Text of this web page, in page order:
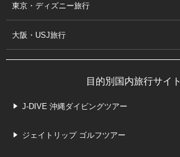
東京・ディズニー旅行
大阪・USJ旅行
目的別国内旅行サイト
J-DIVE 沖縄ダイビングツアー
ジェイトリップ ゴルフツアー